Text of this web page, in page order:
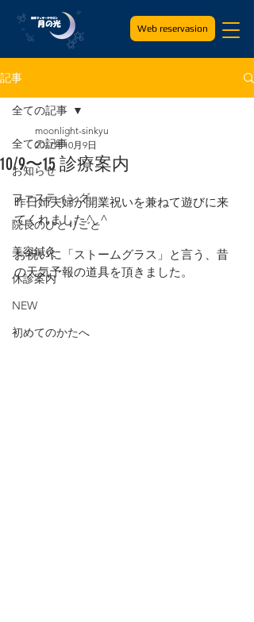
Web reservasion
記事
全ての記事
お知らせ
ファスティング
院長のひとりごと
美容鍼灸
休診案内
NEW
初めてのかたへ
全ての記事
10/9〜15 診療案内
moonlight-sinkyu
2017年10月9日
昨日姉夫婦が開業祝いを兼ねて遊びに来
てくれました^_^
お祝いに「ストームグラス」と言う、昔
の天気予報の道具を頂きました。